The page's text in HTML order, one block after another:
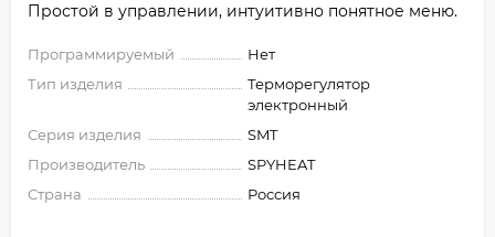
Простой в управлении, интуитивно понятное меню.
Программируемый
Нет
Тип изделия
Терморегулятор
электронный
Серия изделия
SMT
Производитель
SPYHEAT
Страна
Россия